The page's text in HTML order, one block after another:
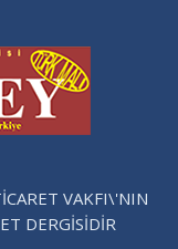
VAKFI\'NIN
DERGİSİDİR